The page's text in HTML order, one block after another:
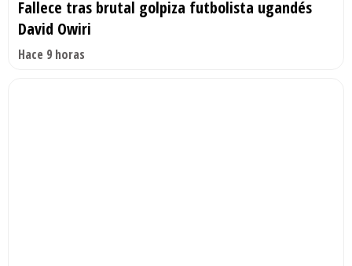
Fallece tras brutal golpiza futbolista ugandés
David Owiri
Hace 9 horas